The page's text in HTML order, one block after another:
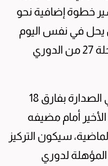
خطوة إضافية نحو
منذ 1990، حين يحل في نفس اليوم
ضيفاً على تورينو في المرحلة 27 من الدوري
وفي ظل تحليق نابولي في الصدارة بفارق 18
أمام مضيفه
الماضية، سيكون التركيز
المؤهلة لدوري